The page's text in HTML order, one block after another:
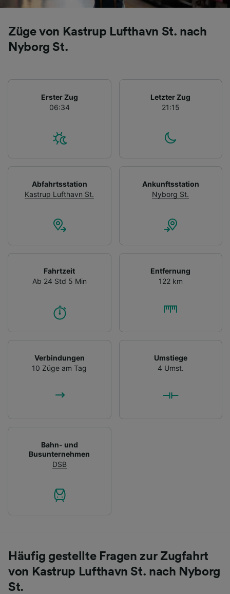
Züge von Kastrup Lufthavn St. nach
Nyborg St.
Erster Zug
06:34
Letzter Zug
21:15
Abfahrtsstation
Kastrup Lufthavn St.
Ankunftsstation
Nyborg St.
Fahrtzeit
Ab 24 Std 5 Min
Entfernung
122 km
Verbindungen
10 Züge am Tag
Umstiege
4 Umst.
Bahn- und
Busunternehmen
DSB
Häufig gestellte Fragen zur Zugfahrt
von Kastrup Lufthavn St. nach Nyborg
St.